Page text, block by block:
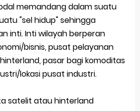
memandang dalam suatu
"sel hidup" sehingga
inti. Inti wilayah berperan
bisnis, pusat pelayanan
pasar bagi komoditas
lokasi pusat industri.
satelit atau hinterland